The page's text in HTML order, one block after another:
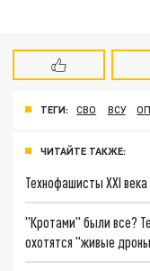
ТЕГИ: СВО ВСУ
ЧИТАЙТЕ ТАКЖЕ:
Технофашисты XXI века
"Кротами" были все?
охотятся "живые